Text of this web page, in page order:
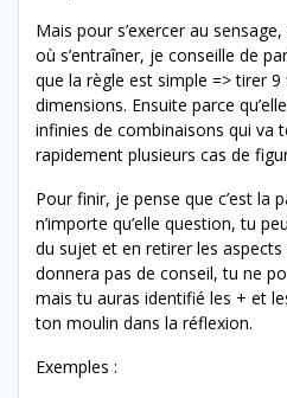
Mais pour s’exercer au
où s’entraîner, je conseille de
que la règle est simple => tirer
dimensions. Ensuite parce
infinies de combinaisons qui va
rapidement plusieurs cas de
Pour finir, je pense que c’est la
n’importe qu’elle question, tu
du sujet et en retirer les
donnera pas de conseil, tu ne
mais tu auras identifié les + et
ton moulin dans la réflexion.
Exemples :